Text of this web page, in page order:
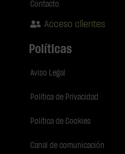
Contacto
Acceso clientes
Políticas
Aviso Legal
Política de Privacidad
Política de Cookies
Canal de comunicación